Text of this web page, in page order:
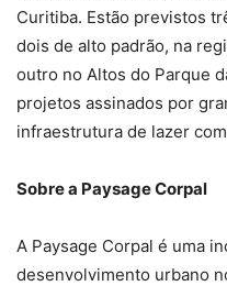
Curitiba. Estão previstos
dois de alto padrão, na
outro no Altos do Parque
projetos assinados por
infraestrutura de lazer
Sobre a Paysage Corpal
A Paysage Corpal é uma
desenvolvimento urbano